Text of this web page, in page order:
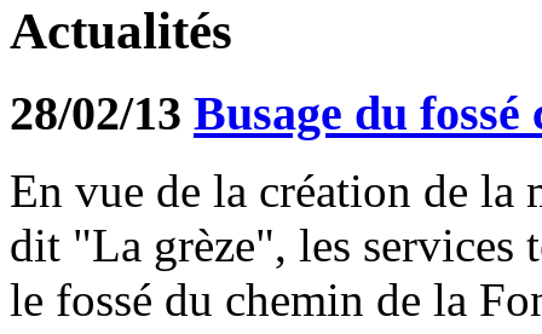
Actualités
28/02/13 Busage du
En vue de la création de la
dit "La grèze", les services
le fossé du chemin de la